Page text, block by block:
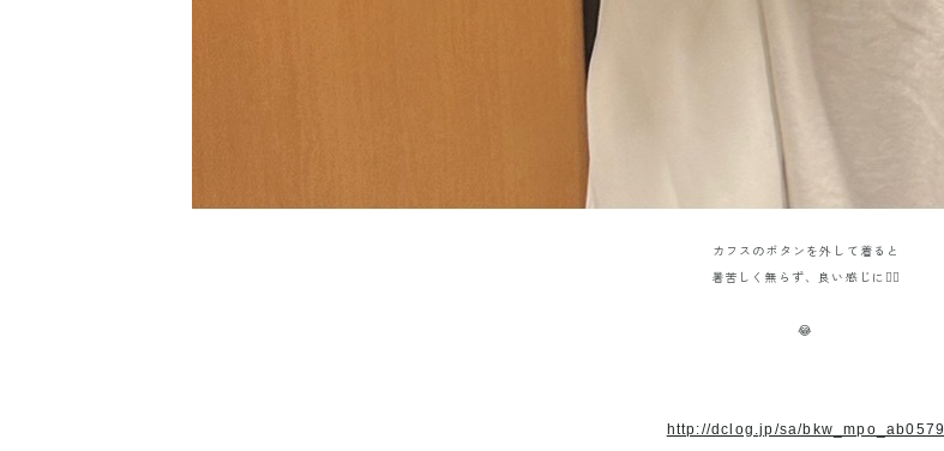
カフスのボタンを外して着ると
暑苦しく無らず、良い感じに🏄‍♂️
😂
http://dclog.jp/sa/bkw_mpo_ab0579